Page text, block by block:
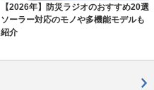
【2026年】防災ラジオのおすすめ20選
ソーラー対応のモノや多機能モデルも
紹介